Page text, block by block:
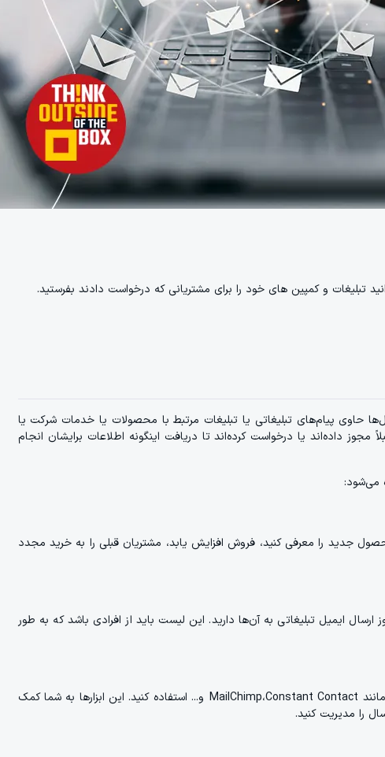
تبلیغات و کمپین های خود را برای مشتریانی که درخواست دادند بفرستید.
حاوی پیام‌های تبلیغاتی یا تبلیغات مرتبط با محصولات یا خدمات شرکت یا
داده‌اند یا درخواست کرده‌اند تا دریافت اینگونه اطلاعات برایشان انجام
می‌شود:
جدید را معرفی کنید، فروش افزایش یابد، مشتریان قبلی را به خرید مجدد
ایمیل تبلیغاتی به آن‌ها دارید. این لیست باید از افرادی باشد که به طور
برای ارسال ایمیل تبلیغاتی، می‌توانید از ابزارهای مدیریت ارسال ایمیل مانند MailChimp،Constant Contact و... استفاده کنید. این ابزارها به شما کمک
را مدیریت کنید.